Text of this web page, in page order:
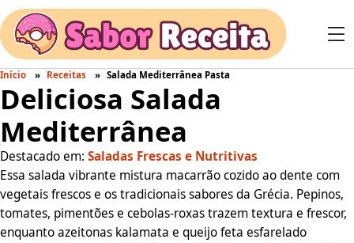
Início Receitas Salada Mediterrânea Pasta
Deliciosa Salada
Mediterrânea
Destacado em: Saladas Frescas e Nutritivas
Essa salada vibrante mistura macarrão cozido ao dente com
vegetais frescos e os tradicionais sabores da Grécia. Pepinos,
tomates, pimentões e cebolas-roxas trazem textura e frescor,
enquanto azeitonas kalamata e queijo feta esfarelado